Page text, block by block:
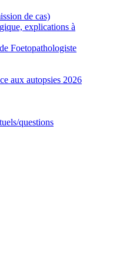
de cas)
explications à
Foetopathologiste
aux autopsies 2026
questions